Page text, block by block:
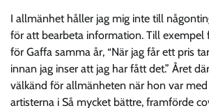
I allmänhet håller jag mig inte till
för att bearbeta information. Till exempel
för Gaffa samma år, “När jag får ett pris
innan jag inser att jag har fått det.” Året
välkänd för allmänheten när hon var
artisterna i Så mycket bättre, framförde